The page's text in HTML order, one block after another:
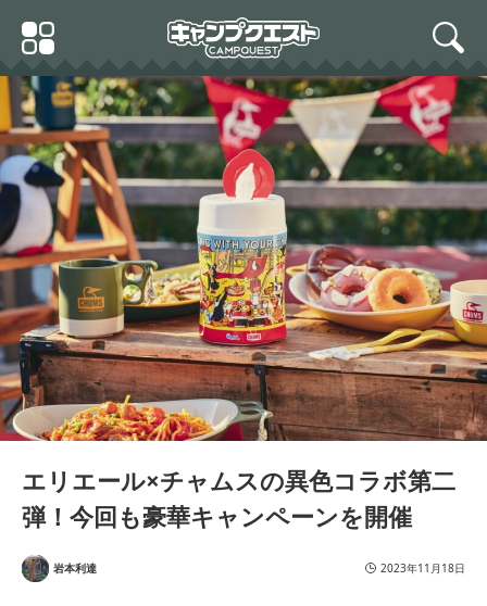
Primary
Menu
search
エリエール×チャムスの異色コラボ第二
弾！今回も豪華キャンペーンを開催
岩本利達 2023年11月18日